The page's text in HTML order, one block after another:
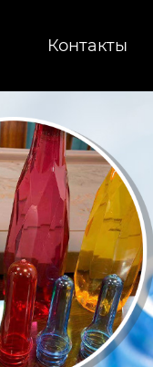
Контакты